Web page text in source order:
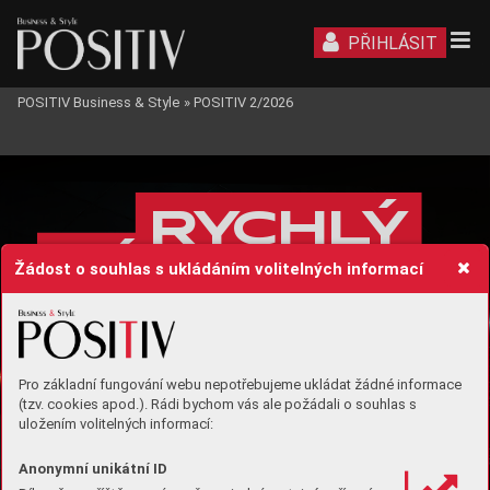
Žádost o souhlas s ukládáním volitelných informací
Pro základní fungování webu nepotřebujeme ukládat žádné informace
(tzv. cookies apod.). Rádi bychom vás ale požádali o souhlas s
uložením volitelných informací:
Anonymní unikátní ID
BUSINESS
RYCHLÝ
NÁVRAT
DO HRY
PŘIHLÁSIT
POSITIV Business & Style » POSITIV 2/2026